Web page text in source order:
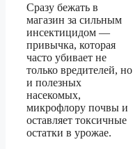
Сразу бежать в
магазин за сильным
инсектицидом —
привычка, которая
часто убивает не
только вредителей, но
и полезных
насекомых,
микрофлору почвы и
оставляет токсичные
остатки в урожае.